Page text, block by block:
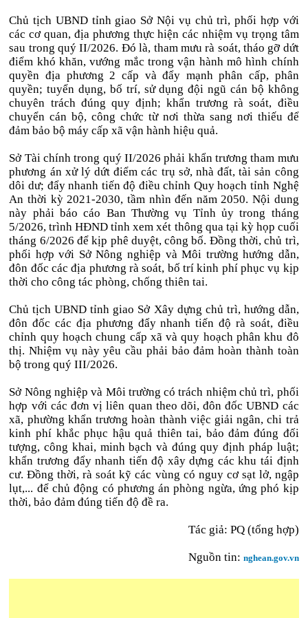
Chủ tịch UBND tỉnh giao Sở Nội vụ chủ trì, phối hợp với
các cơ quan, địa phương thực hiện các nhiệm vụ trọng tâm
sau trong quý II/2026. Đó là, tham mưu rà soát, tháo gỡ dứt
điểm khó khăn, vướng mắc trong vận hành mô hình chính
quyền địa phương 2 cấp và đẩy mạnh phân cấp, phân
quyền; tuyển dụng, bố trí, sử dụng đội ngũ cán bộ không
chuyên trách đúng quy định; khẩn trương rà soát, điều
chuyển cán bộ, công chức từ nơi thừa sang nơi thiếu để
đảm bảo bộ máy cấp xã vận hành hiệu quả.
Sở Tài chính trong quý II/2026 phải khẩn trương tham mưu
phương án xử lý dứt điểm các trụ sở, nhà đất, tài sản công
dôi dư; đẩy nhanh tiến độ điều chỉnh Quy hoạch tỉnh Nghệ
An thời kỳ 2021-2030, tầm nhìn đến năm 2050. Nội dung
này phải báo cáo Ban Thường vụ Tỉnh ủy trong tháng
5/2026, trình HĐND tỉnh xem xét thông qua tại kỳ họp cuối
tháng 6/2026 để kịp phê duyệt, công bố. Đồng thời, chủ trì,
phối hợp với Sở Nông nghiệp và Môi trường hướng dẫn,
đôn đốc các địa phương rà soát, bố trí kinh phí phục vụ kịp
thời cho công tác phòng, chống thiên tai.
Chủ tịch UBND tỉnh giao Sở Xây dựng chủ trì, hướng dẫn,
đôn đốc các địa phương đẩy nhanh tiến độ rà soát, điều
chỉnh quy hoạch chung cấp xã và quy hoạch phân khu đô
thị. Nhiệm vụ này yêu cầu phải bảo đảm hoàn thành toàn
bộ trong quý III/2026.
Sở Nông nghiệp và Môi trường có trách nhiệm chủ trì, phối
hợp với các đơn vị liên quan theo dõi, đôn đốc UBND các
xã, phường khẩn trương hoàn thành việc giải ngân, chi trả
kinh phí khắc phục hậu quả thiên tai, bảo đảm đúng đối
tượng, công khai, minh bạch và đúng quy định pháp luật;
khẩn trương đẩy nhanh tiến độ xây dựng các khu tái định
cư. Đồng thời, rà soát kỹ các vùng có nguy cơ sạt lở, ngập
lụt,... để chủ động có phương án phòng ngừa, ứng phó kịp
thời, bảo đảm đúng tiến độ đề ra.
Tác giả: PQ (tổng hợp)
Nguồn tin: nghean.gov.vn